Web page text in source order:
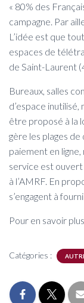
« 80% des
campagne. Par
L’idée est que
espaces de
de Saint-Laurent
Bureaux, salles
d’espace
être proposé à la
gère les plages
paiement en
service est ouvert
à l’AMRF. En
s’engagent à
Pour en savoir
Catégories :